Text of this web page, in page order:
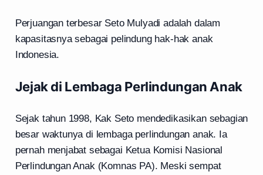
Perjuangan terbesar Seto Mulyadi adalah dalam
kapasitasnya sebagai pelindung hak-hak anak
Indonesia.
Jejak di Lembaga Perlindungan Anak
Sejak tahun 1998, Kak Seto mendedikasikan sebagian
besar waktunya di lembaga perlindungan anak. Ia
pernah menjabat sebagai Ketua Komisi Nasional
Perlindungan Anak (Komnas PA). Meski sempat